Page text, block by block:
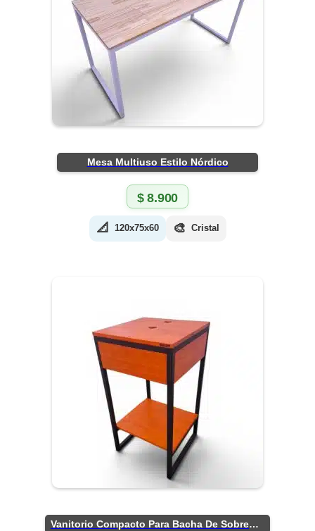
Mesa Multiuso Estilo Nórdico
$8.900
📐 120x75x60 🎨 Cristal
Vanitorio Compacto Para Bacha De Sobreponer